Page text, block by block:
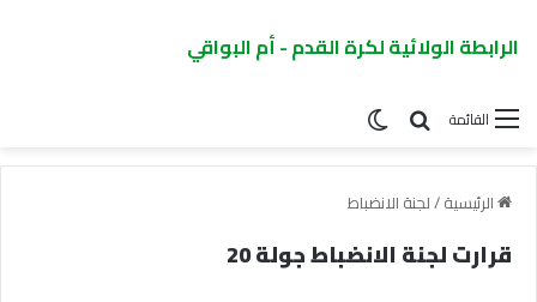
الرابطة الولائية لكرة القدم - أم البواقي
القائمة
الرئيسية/لجنة الانضباط
قرارت لجنة الانضباط جولة 20